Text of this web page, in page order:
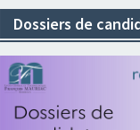
Dossiers de